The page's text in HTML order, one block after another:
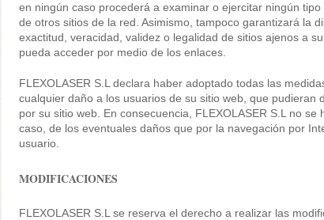
en ningún caso procederá a examinar o ejercitar ningún
de otros sitios de la red. Asimismo, tampoco garantizará la
exactitud, veracidad, validez o legalidad de sitios ajenos a
pueda acceder por medio de los enlaces.
FLEXOLASER S.L declara haber adoptado todas las
cualquier daño a los usuarios de su sitio web, que pudieran
por su sitio web. En consecuencia, FLEXOLASER S.L no se
caso, de los eventuales daños que por la navegación por
usuario.
MODIFICACIONES
FLEXOLASER S.L se reserva el derecho a realizar las